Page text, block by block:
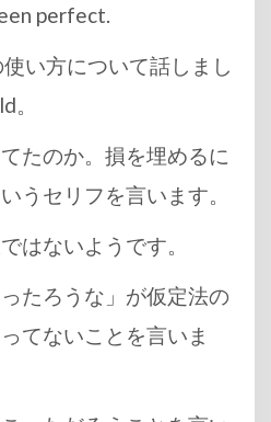
perfect.
い方について話しまし
。
たのか。損を埋めるに
うセリフを言います。
はないようです。
たろうな」が仮定法の
てないことを言いま